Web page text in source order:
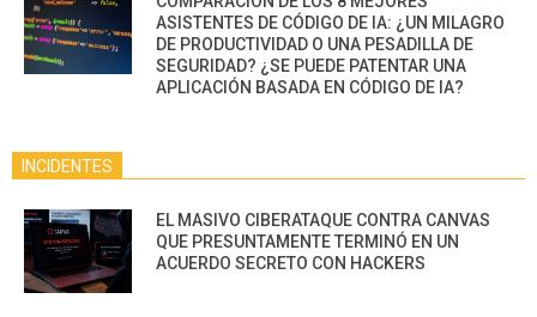
ASISTENTES DE CÓDIGO DE IA: ¿UN MILAGRO
DE PRODUCTIVIDAD O UNA PESADILLA DE
SEGURIDAD? ¿SE PUEDE PATENTAR UNA
APLICACIÓN BASADA EN CÓDIGO DE IA?
INCIDENTES
EL MASIVO CIBERATAQUE CONTRA CANVAS
QUE PRESUNTAMENTE TERMINÓ EN UN
ACUERDO SECRETO CON HACKERS